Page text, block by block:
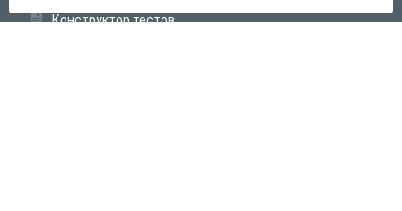
Конструктор тестов